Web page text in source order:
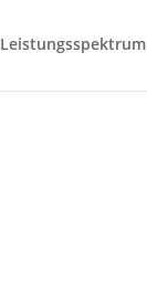
Leistungsspektrum